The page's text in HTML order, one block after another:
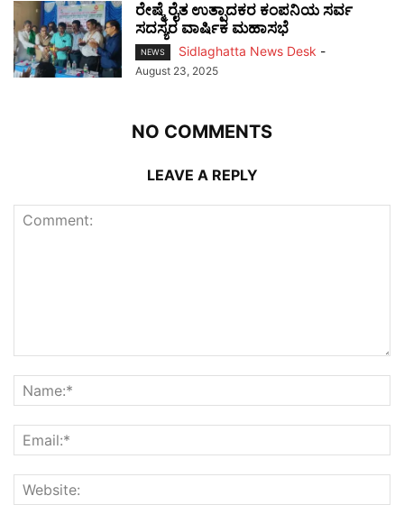
ರೇಷ್ಮೆ ರೈತ ಉತ್ಪಾದಕರ ಕಂಪನಿಯ ಸರ್ವ
ಸದಸ್ಯರ ವಾರ್ಷಿಕ ಮಹಾಸಭೆ
NEWS Sidlaghatta News Desk -
August 23, 2025
NO COMMENTS
LEAVE A REPLY